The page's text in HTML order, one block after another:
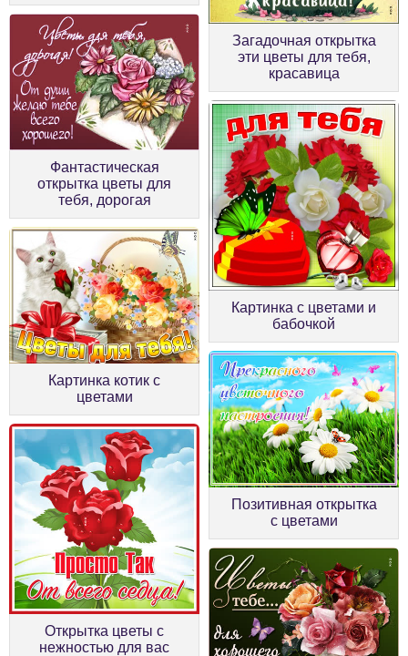
Загадочная открытка
эти цветы для тебя,
красавица
Фантастическая
открытка цветы для
тебя, дорогая
Картинка с цветами и
бабочкой
Картинка котик с
цветами
Позитивная открытка
с цветами
Открытка цветы с
нежностью для вас